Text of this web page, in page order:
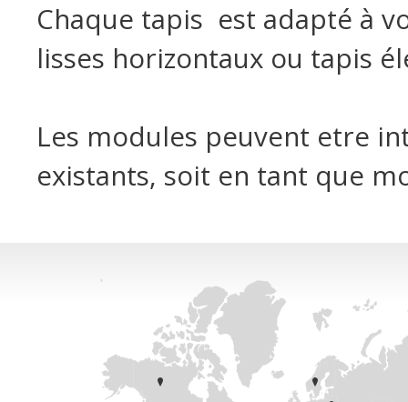
Chaque tapis est adapté à
lisses horizontaux ou tapis
Les modules peuvent etre
existants, soit en tant que